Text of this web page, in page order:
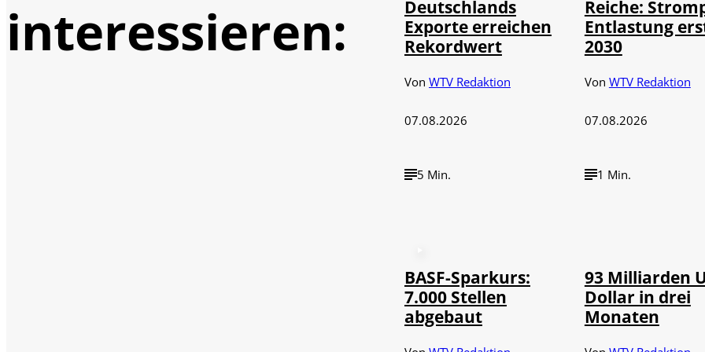
interessieren:
Deutschlands
Exporte erreichen
Rekordwert
Von WTV Redaktion
07.08.2026
5 Min.
Reiche:
Entlastung
2030
Von WTV Redaktion
07.08.2026
1 Min.
BASF-Sparkurs:
7.000 Stellen
abgebaut
93 Milliarden
Dollar in drei
Monaten